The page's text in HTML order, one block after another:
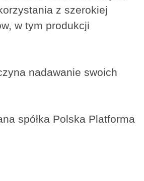
z szerokiej
w tym produkcji
nadawanie swoich
spółka Polska Platforma